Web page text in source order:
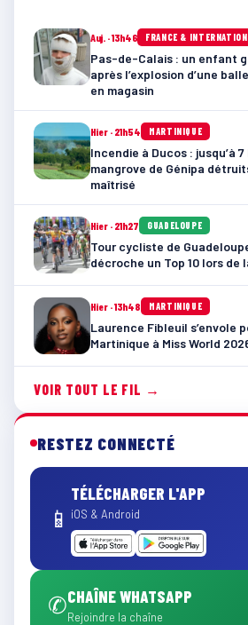
Auj. · 13h46 FRANCE &
Pas-de-Calais : un enfant
après l’explosion d’une
en magasin
Hier · 21h54 MARTINIQUE
Incendie à Ducos : jusqu’à
mangrove de Génipa
maîtrisé
Hier · 21h27 GUADELOUPE
Tour cycliste de
décroche un Top 10 lors de
Hier · 13h48 MARTINIQUE
Laurence Fibleuil s’envole
Martinique à Miss World
VOIR TOUT LE FIL →
RESTEZ CONNECTÉ
📱
TÉLÉCHARGER L'APP
iOS & Android
✆CHAÎNE WHATSAPP
Rejoindre la chaîne